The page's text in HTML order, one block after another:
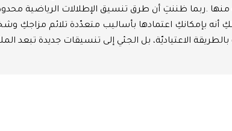
منها .ربما ظننتِ أن طرق تنسيق الإطلالات الرياضية
أنه بإمكانكِ اعتمادها بأساليب متعدّدة تلائم مزاجكِ
بالطريقة الاعتياديّة، بل الجئي إلى تنسيقات جديدة تبعد